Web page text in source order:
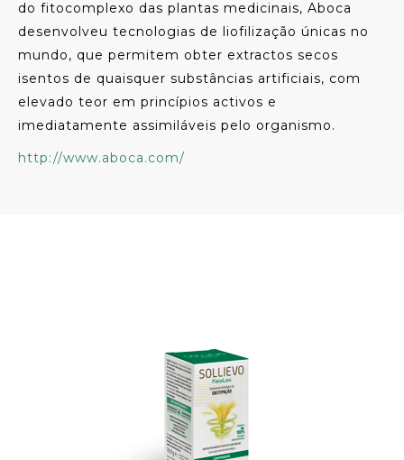
do fitocomplexo das plantas medicinais, Aboca
desenvolveu tecnologias de liofilização únicas no
mundo, que permitem obter extractos secos
isentos de quaisquer substâncias artificiais, com
elevado teor em princípios activos e
imediatamente assimiláveis pelo organismo.
http://www.aboca.com/